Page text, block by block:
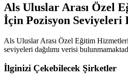
Als Uluslar Arası Özel
İçin Pozisyon Seviyeleri
Als Uluslar Arası Özel Eğitim Hizmetleri
seviyeleri dağılımı verisi
İlginizi Çekebilecek Şirketler